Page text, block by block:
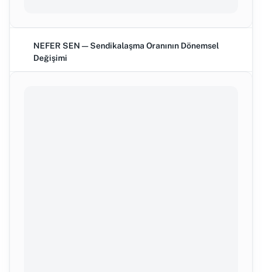
NEFER SEN — Sendikalaşma Oranının Dönemsel
Değişimi